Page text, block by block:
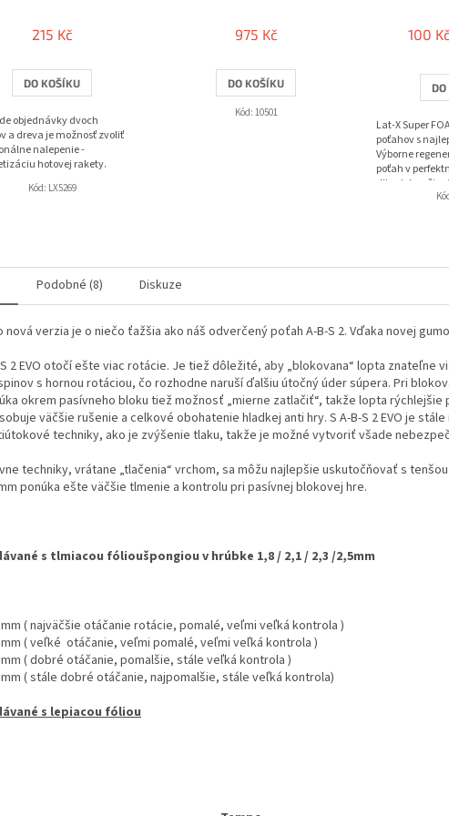
215 Kč
DO KOŠÍKU
objednávky dvoch
a dreva je možnosť zvoliť
nalepenie -
hotovej rakety.
Kód: LX5269
975 Kč
DO KOŠÍKU
Kód: 10501
100 Kč
DO
Lat-X Super
poťahov s
Výborne
poťah v
dlhodobo
priľnavosť a...
Podobné (8) Diskuze
nová verzia je o niečo ťažšia ako náš odverčený poťah A-B-S 2. Vďaka novej
2 EVO otočí ešte viac rotácie. Je tiež dôležité, aby „blokovana“ lopta znateľne
s hornou rotáciou, čo rozhodne naruší ďalšiu útočný úder súpera. Pri
okrem pasívneho bloku tiež možnosť „mierne zatlačiť“, takže lopta
väčšie rušenie a celkové obohatenie hladkej anti hry. S A-B-S 2 EVO je
techniky, ako je zvýšenie tlaku, takže je možné vytvoriť všade
techniky, vrátane „tlačenia“ vrchom, sa môžu najlepšie uskutočňovať s
ponúka ešte väčšie tlmenie a kontrolu pri pasívnej blokovej hre.
s tlmiacou fólioušpongiou v hrúbke 1,8 / 2,1 / 2,3 /2,5mm
( najväčšie otáčanie rotácie, pomalé, veľmi veľká kontrola )
( veľké otáčanie, veľmi pomalé, veľmi veľká kontrola )
( dobré otáčanie, pomalšie, stále veľká kontrola )
( stále dobré otáčanie, najpomalšie, stále veľká kontrola)
s lepiacou fóliou